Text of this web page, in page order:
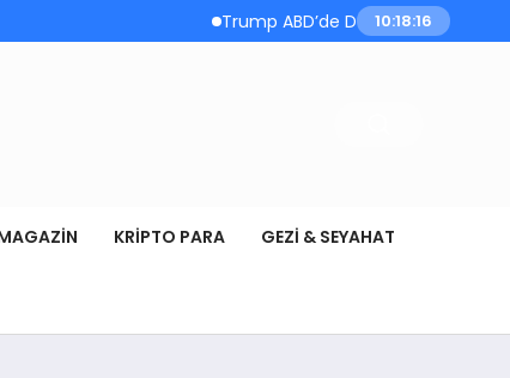
Trump ABD’de Doğumla Vatandaşlık
10:18:18
KRIPTO PARA GEZI & SEYAHAT